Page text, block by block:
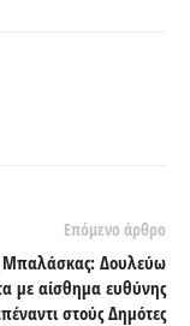
Επόμενο άρθρο
Μπαλάσκας: Δουλεύω
με αίσθημα ευθύνης
στούς Δημότες